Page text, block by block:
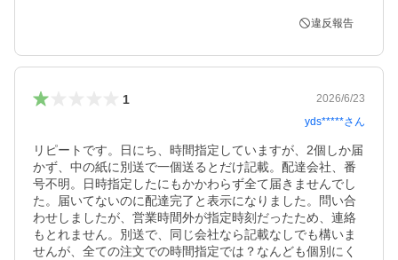
違反報告
1
2026/6/23
yds*****さん
リピートです。日にち、時間指定していますが、2個しか届
かず、中の紙に別送で一個送るとだけ記載。配達会社、番
号不明。日時指定したにもかかわらず全て届きませんでし
た。届いてないのに配達完了と表示になりました。問い合
わせしましたが、営業時間外が指定時刻だったため、連絡
もとれません。別送で、同じ会社なら記載なしでも構いま
せんが、全ての注文での時間指定では？なんども個別にく